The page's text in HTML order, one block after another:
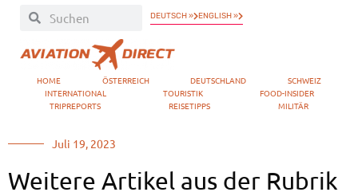
DEUTSCH » ENGLISH »
HOME ÖSTERREICH DEUTSCHLAND
SCHWEIZ
INTERNATIONAL
TOURISTIK
FOOD-INSIDER
TRIPREPORTS
REISETIPPS MILITÄR
Juli 19, 2023
Weitere Artikel aus der Rubrik